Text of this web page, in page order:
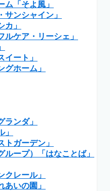
「そよ風」
ンシャイン」
」
ケア・リーシェ」
イート」
グホーム」
ランダ」
トガーデン」
ープ）「はなことば」
クレール」
あいの園」